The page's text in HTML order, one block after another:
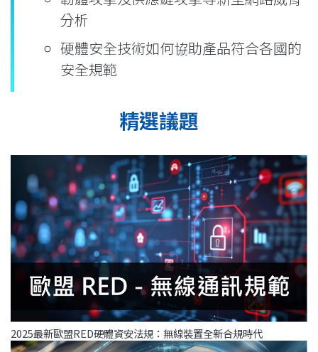
分析
硬體安全技術如何協助產品符合各國的
安全規範
精選議題
2025最新歐盟RED硬體資安法規：無線裝置全新合規時代